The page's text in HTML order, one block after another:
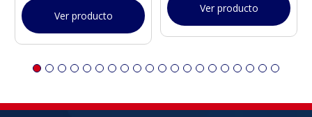
Ver producto
Ver producto